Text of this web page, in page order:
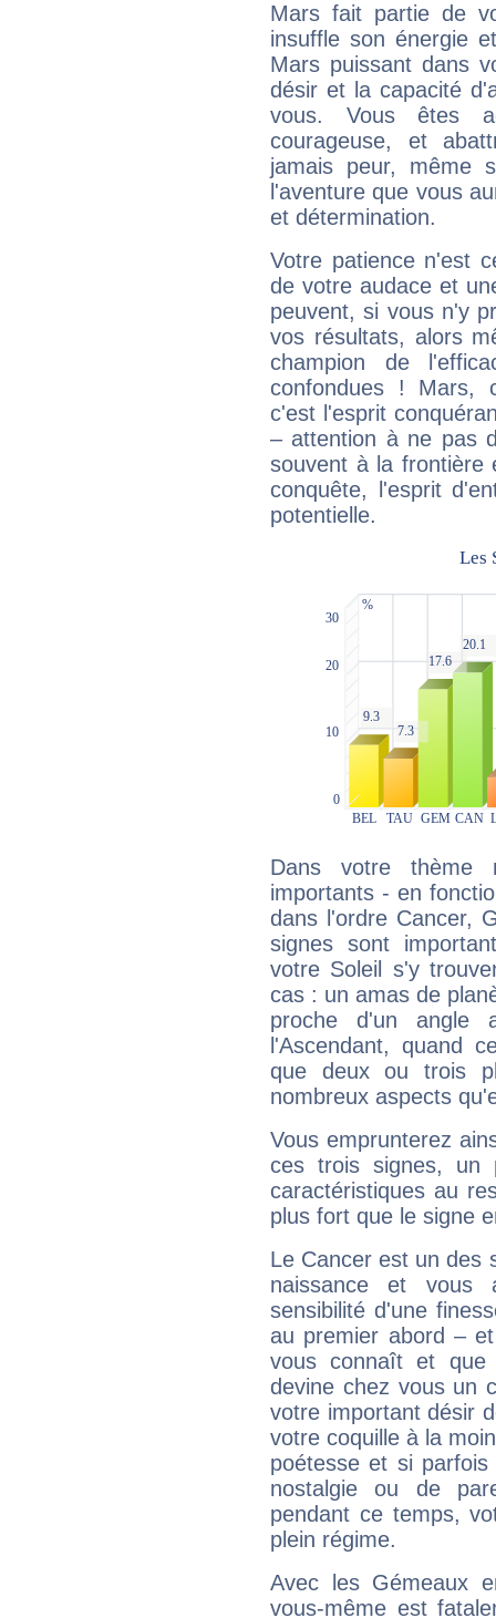
Mars fait partie de
insuffle son énergie
Mars puissant dans
désir et la capacité
vous. Vous êtes
courageuse, et
jamais peur, même
l'aventure que vous
et détermination.
Votre patience n'est
de votre audace et
peuvent, si vous n'y
vos résultats, alors
champion de
confondues ! Mars,
c'est l'esprit
– attention à ne pas
souvent à la frontière
conquête, l'esprit
potentielle.
Dans votre thème
importants - en
dans l'ordre Cancer,
signes sont
votre Soleil s'y
cas : un amas de
proche d'un
l'Ascendant, quand
que deux ou trois
nombreux aspects
Vous emprunterez
ces trois signes, un
caractéristiques au
plus fort que le signe
Le Cancer est un des
naissance et vous
sensibilité d'une
au premier abord –
vous connaît et
devine chez vous un
votre important désir
votre coquille à la
poétesse et si
nostalgie ou de
pendant ce temps,
plein régime.
Avec les Gémeaux
vous-même est